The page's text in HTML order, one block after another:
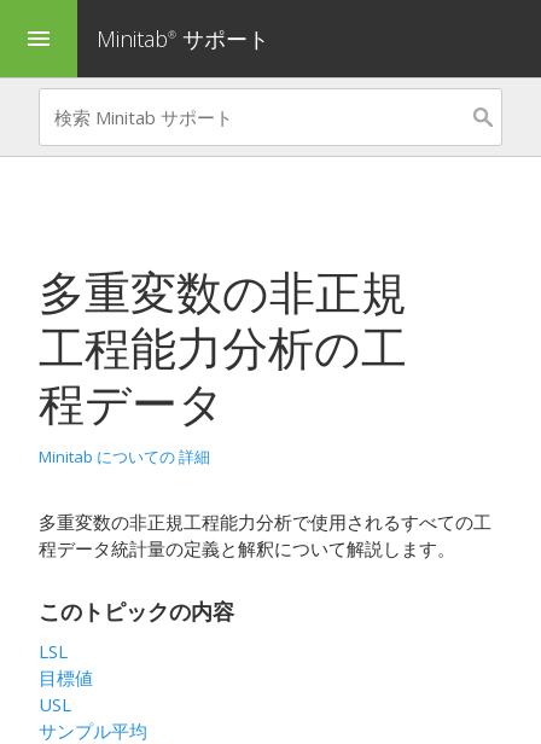
menu Minitab® サポート
多重変数の非正規
工程能力分析の工
程データ
Minitab についての 詳細
多重変数の非正規工程能力分析で使用されるすべての工
程データ統計量の定義と解釈について解説します。
このトピックの内容
LSL
目標値
USL
サンプル平均